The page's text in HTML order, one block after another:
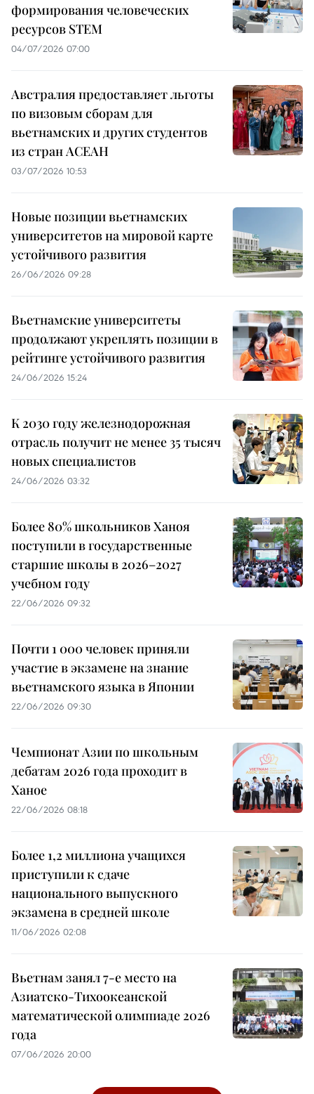
формирования человеческих
ресурсов STEM
04/07/2026 07:00
Австралия предоставляет льготы
по визовым сборам для
вьетнамских и других студентов
из стран АСЕАН
03/07/2026 10:53
Новые позиции вьетнамских
университетов на мировой карте
устойчивого развития
26/06/2026 09:28
Вьетнамские университеты
продолжают укреплять позиции в
рейтинге устойчивого развития
24/06/2026 15:24
К 2030 году железнодорожная
отрасль получит не менее 35 тысяч
новых специалистов
24/06/2026 03:32
Более 80% школьников Ханоя
поступили в государственные
старшие школы в 2026–2027
учебном году
22/06/2026 09:32
Почти 1 000 человек приняли
участие в экзамене на знание
вьетнамского языка в Японии
22/06/2026 09:30
Чемпионат Азии по школьным
дебатам 2026 года проходит в
Ханое
22/06/2026 08:18
Более 1,2 миллиона учащихся
приступили к сдаче
национального выпускного
экзамена в средней школе
11/06/2026 02:08
Вьетнам занял 7-е место на
Азиатско-Тихоокеанской
математической олимпиаде 2026
года
07/06/2026 20:00